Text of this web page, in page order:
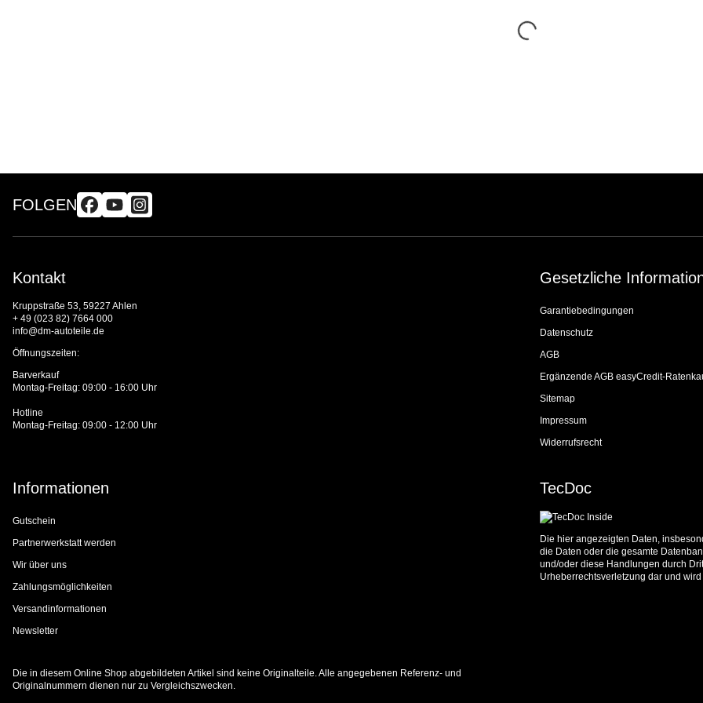
FOLGEN
Kontakt
Kruppstraße 53, 59227 Ahlen
+ 49 (023 82) 7664 000
info@dm-autoteile.de
Öffnungszeiten:
Barverkauf
Montag-Freitag: 09:00 - 16:00 Uhr
Hotline
Montag-Freitag: 09:00 - 12:00 Uhr
Gesetzliche
Garantiebedingungen
Datenschutz
AGB
Ergänzende AGB easyCredit-
Sitemap
Impressum
Widerrufsrecht
Informationen
Gutschein
Partnerwerkstatt werden
Wir über uns
Zahlungsmöglichkeiten
Versandinformationen
Newsletter
TecDoc
Die hier angezeigten Daten,
die Daten oder die gesamte
und/oder diese Handlungen durch
Urheberrechtsverletzung dar und
Die in diesem Online Shop abgebildeten Artikel sind keine Originalteile. Alle angegebenen Referenz- und
Originalnummern dienen nur zu Vergleichszwecken.